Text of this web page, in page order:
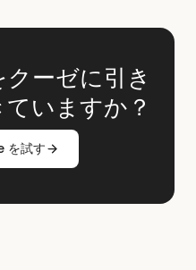
ーゼに引き
いますか？
を試す